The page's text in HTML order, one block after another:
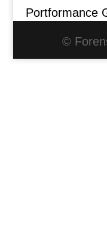
Portformance
©